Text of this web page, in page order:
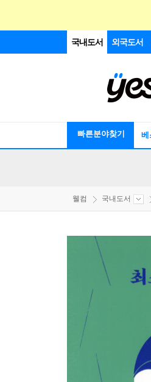
국내도서 외국도서
빠른분야찾기 베
웰컴 국내도서